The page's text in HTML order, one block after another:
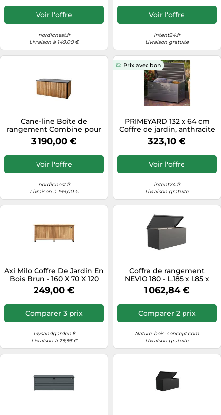
Voir l'offre
nordicnest.fr
Livraison à 149,00 €
Voir l'offre
intent24.fr
Livraison gratuite
Cane-line Boîte de
rangement Combine pour
coussins Teck. Lava grey.
grand
3 190,00 €
Voir l'offre
nordicnest.fr
Livraison à 199,00 €
Prix avec bon
PRIMEYARD 132 x 64 cm
Coffre de jardin, anthracite
- (GFPV00768)
323,10 €
Voir l'offre
intent24.fr
Livraison gratuite
Axi Milo Coffre De Jardin En
Bois Brun - 160 X 70 X 120
Cm | Coffre De Rangement
Sous Un Abri Ou À
Serrure | Meuble Exterieur
Rangement Outils De
249,00 €
Comparer 3 prix
Toysandgarden.fr
Livraison à 29,95 €
Coffre de rangement
NEVIO 180 - L.185 x l.85 x
h.85 cm - 1,3 m²
1 062,84 €
Comparer 2 prix
Nature-bois-concept.com
Livraison gratuite